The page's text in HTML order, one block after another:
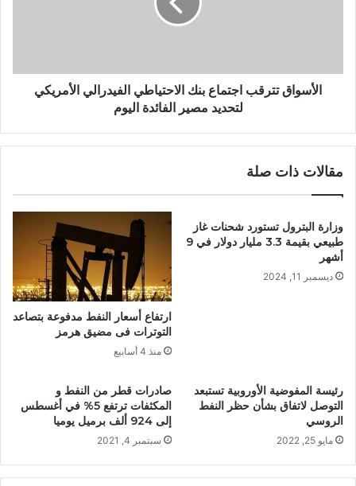
الأسواق تترقب اجتماع بنك الاحتياطي الفيدرالي الأمريكي
لتحديد مصير الفائدة اليوم
مقالات ذات صلة
وزارة البترول تستورد شحنات غاز
طبيعي بقيمة 3.3 مليار دولار في 9
أشهر
ديسمبر 11, 2024
ارتفاع أسعار النفط مدفوعة بتصاعد
التوترات فى مضيق هرمز
منذ 4 أسابيع
رئيسة المفوضية الأوروبية تستبعد
التوصل لاتفاق بشأن حظر النفط
الروسي
مايو 25, 2022
صادرات قطر من النفط و
المكثفات ترتفع 5% في أغسطس
إلى 924 ألف برميل يوميا
سبتمبر 4, 2021